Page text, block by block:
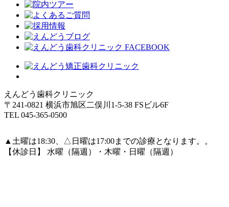
えんどう歯科クリニック
〒241-0821 横浜市旭区二俣川1-5-38 FSビル6F
TEL 045-365-0500
▲土曜は18:30、△日曜は17:00までの診療となります。。
【休診日】 水曜（隔週）・木曜・日曜（隔週）